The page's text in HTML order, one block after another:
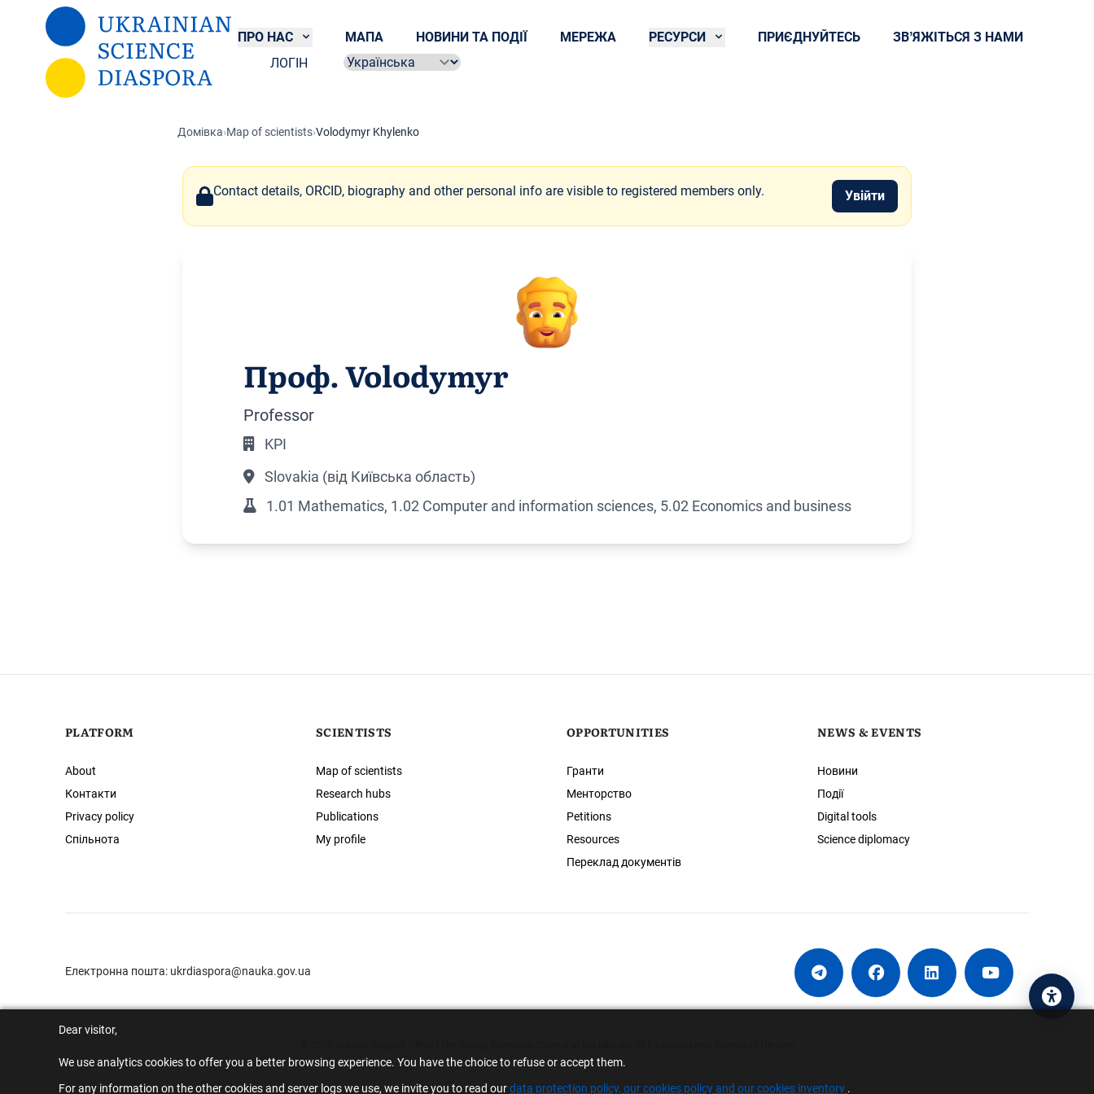
Перейти до основного вмісту
Dear visitor,
We use analytics cookies to offer you a better browsing experience. You have the choice to refuse or accept them.
For any information on the other cookies and server logs we use, we invite you to read ourdata protection policy, our cookies policy and our cookies inventory .
ПРО НАС МАПА НОВИНИ ТА ПОДІЇ МЕРЕЖА РЕСУРСИ ПРИЄДНУЙТЕСЬ
ЗВʼЯЖІТЬСЯ З НАМИ
ЛОГІН
Select language
Домівка›Map of scientists›Volodymyr Khylenko
Contact details, ORCID, biography and other personal info are visible to registered members only. Увійти
Проф. Volodymyr
Professor
KPI
Slovakia (від Київська область)
1.01 Mathematics, 1.02 Computer and information sciences, 5.02 Economics and business
PLATFORM
About
Контакти
Privacy policy
Спільнота
SCIENTISTS
Map of scientists
Research hubs
Publications
My profile
OPPORTUNITIES
Гранти
Менторство
Petitions
Resources
Переклад документів
NEWS & EVENTS
Новини
Події
Digital tools
Science diplomacy
Електронна пошта: ukrdiaspora@nauka.gov.ua